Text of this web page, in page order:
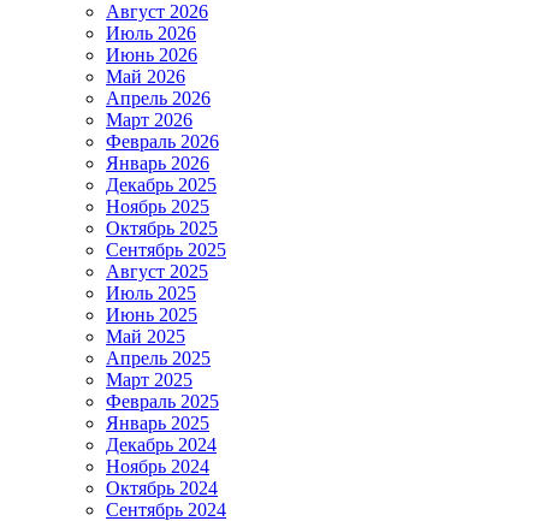
Август 2026
Июль 2026
Июнь 2026
Май 2026
Апрель 2026
Март 2026
Февраль 2026
Январь 2026
Декабрь 2025
Ноябрь 2025
Октябрь 2025
Сентябрь 2025
Август 2025
Июль 2025
Июнь 2025
Май 2025
Апрель 2025
Март 2025
Февраль 2025
Январь 2025
Декабрь 2024
Ноябрь 2024
Октябрь 2024
Сентябрь 2024